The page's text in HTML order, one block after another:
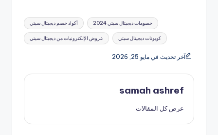
أكواد خصم ديجيتال سيتي خصومات ديجيتال سيتي 2024
عروض الإلكترونيات من ديجيتال سيتي كوبونات ديجيتال سيتي
آخر تحديث في مايو 25, 2026
samah ashref
عرض كل المقالات